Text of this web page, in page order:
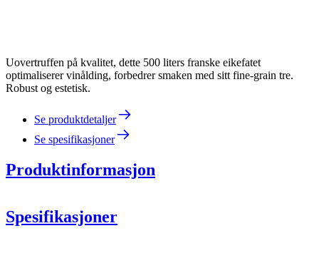
Uovertruffen på kvalitet, dette 500 liters franske eikefatet
optimaliserer vinålding, forbedrer smaken med sitt fine-grain tre.
Robust og estetisk.
Se produktdetaljer
Se spesifikasjoner
Produktinformasjon
Stavlengde:
Diameter, navle:
Spesifikasjoner